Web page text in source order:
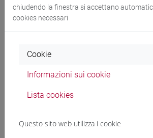
Pubblicazioni
CV
chiudendo la finestra si accettano
cookies necessari
Cookie
Informazioni sui cookie
Lista cookies
Questo sito web utilizza i cookie